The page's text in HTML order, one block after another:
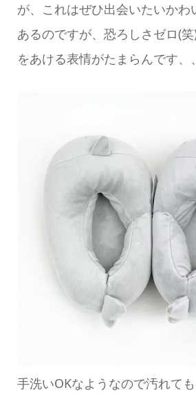
が、これはぜひ出会いたいかわ
あるのですが、恐ろしさゼロ(
をあける表情がたまらんです、、
手洗いOKなようなので汚れて